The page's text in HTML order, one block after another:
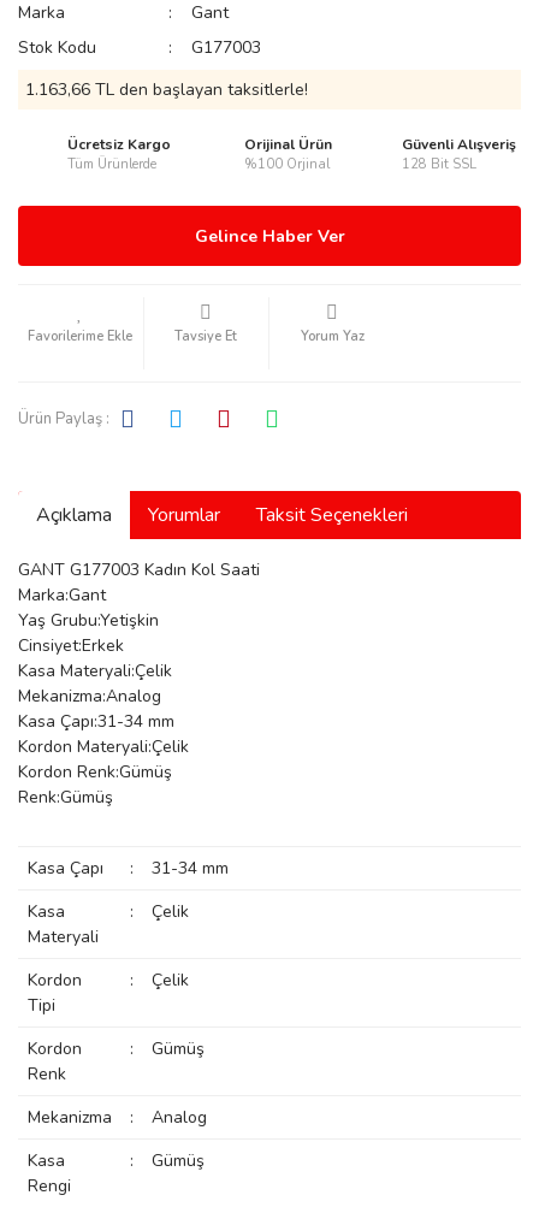
Manoir
Marka
Gant
Stok Kodu
G177003
1.163,66 TL den başlayan taksitlerle!
Ücretsiz Kargo
Tüm Ürünlerde
Orijinal Ürün
%100 Orjinal
Güvenli Alışveriş
128 Bit SSL
Gelince Haber Ver
Tavsiye Et Yorum Yaz
Ürün Paylaş :
Açıklama Yorumlar Taksit Seçenekleri
GANT G177003 Kadın Kol Saati
Marka:Gant
Yaş Grubu:Yetişkin
Cinsiyet:Erkek
Kasa Materyali:Çelik
Mekanizma:Analog
Kasa Çapı:31-34 mm
Kordon Materyali:Çelik
Kordon Renk:Gümüş
Renk:Gümüş
Kasa Çapı :
31-34 mm
Kasa
Materyali
: Çelik
Kordon
Tipi
: Çelik
Kordon
Renk
: Gümüş
Mekanizma :
Analog
Kasa
Rengi
: Gümüş